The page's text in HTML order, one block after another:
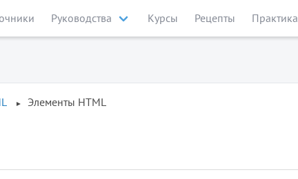
Руководства Курсы Рецепты Практика
Элементы HTML